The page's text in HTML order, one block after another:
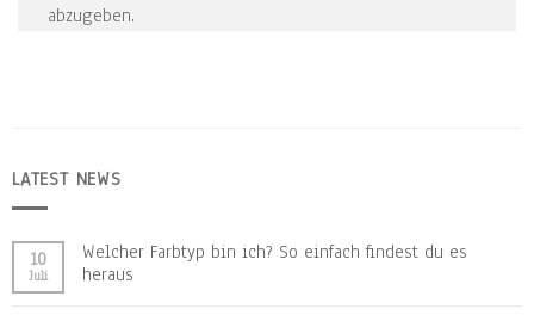
abzugeben.
LATEST NEWS
10
Juli
Welcher Farbtyp bin ich? So einfach findest du es
heraus